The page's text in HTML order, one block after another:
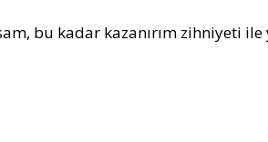
bu kadar kazanırım zihniyeti ile